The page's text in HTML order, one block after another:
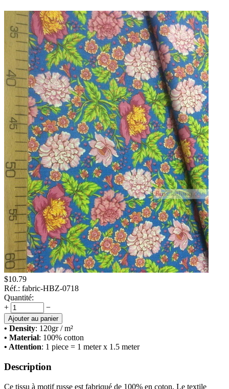
$10.79
Réf.: fabric-HBZ-0718
Quantité:
+
−
Ajouter au panier
• Density: 120gr / m²
• Material: 100% cotton
• Attention: 1 piece = 1 meter x 1.5 meter
Description
Ce tissu à motif russe est fabriqué de 100% en coton. Le textile